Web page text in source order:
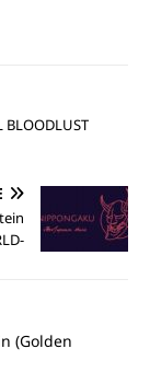
BLOODLUST
(Golden